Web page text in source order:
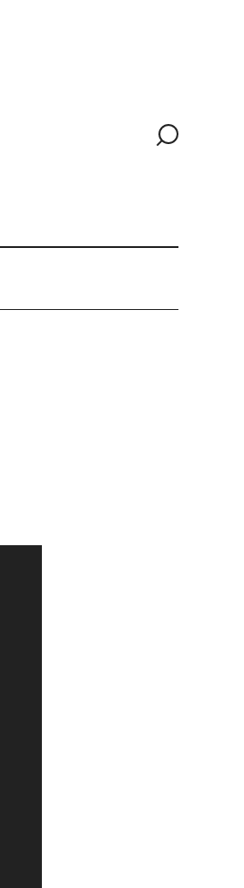
Siirry